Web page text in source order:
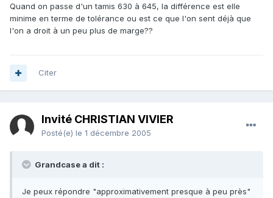
Quand on passe d'un tamis 630 à 645, la différence est elle
minime en terme de tolérance ou est ce que l'on sent déjà que
l'on a droit à un peu plus de marge??
Citer
Invité CHRISTIAN VIVIER
Posté(e) le 1 décembre 2005
Grandcase a dit :
Je peux répondre "approximativement presque à peu près"